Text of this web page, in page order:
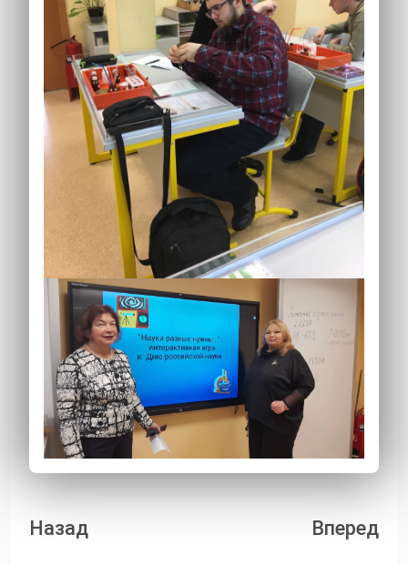
Навигация
Назад Вперед